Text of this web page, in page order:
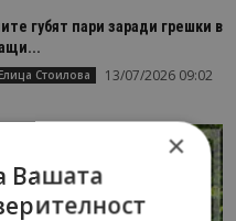
губят пари заради грешки в
Стоилова 13/07/2026 09:02
×
Вашата